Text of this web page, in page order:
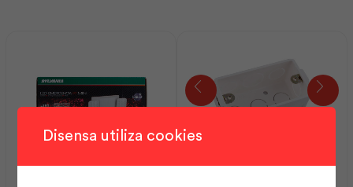
Disensa utiliza cookies